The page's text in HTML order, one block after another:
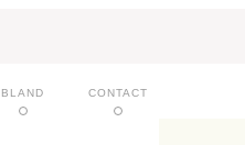
BLAND CONTACT